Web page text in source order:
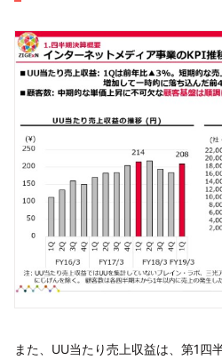
また、UU当たり売上収益は、第1四